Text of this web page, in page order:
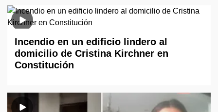
Incendio en un edificio lindero al
domicilio de Cristina Kirchner en
Constitución